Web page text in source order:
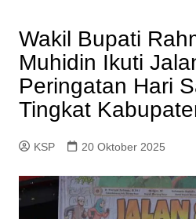
Wakil Bupati
Muhidin Ikuti
Peringatan Hari
Tingkat
KSP 20 Oktober 2025